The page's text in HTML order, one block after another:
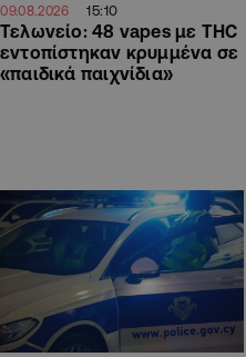
09.08.2026 15:10
Τελωνείο: 48 vapes με THC
εντοπίστηκαν κρυμμένα σε
«παιδικά παιχνίδια»